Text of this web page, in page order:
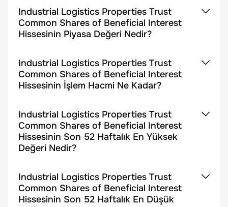
Industrial Logistics Properties Trust
Common Shares of Beneficial Interest
Hissesinin Piyasa Değeri Nedir?
Industrial Logistics Properties Trust
Common Shares of Beneficial Interest
Hissesinin İşlem Hacmi Ne Kadar?
Industrial Logistics Properties Trust
Common Shares of Beneficial Interest
Hissesinin Son 52 Haftalık En Yüksek
Değeri Nedir?
Industrial Logistics Properties Trust
Common Shares of Beneficial Interest
Hissesinin Son 52 Haftalık En Düşük